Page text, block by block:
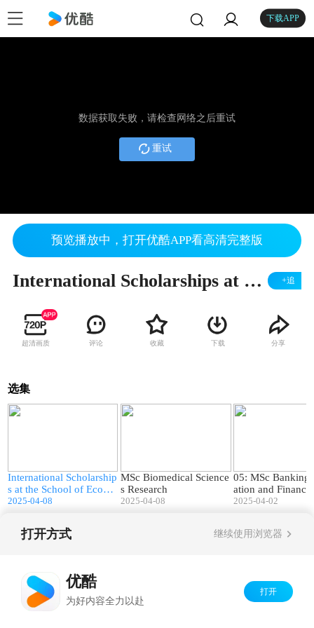
下载APP
数据获取失败，请检查网络之后重试
重试
预览播放中，打开优酷APP看高清完整版
International Scholarships at the School of Economics +追
超清画质 评论 收藏 下载 分享
选集
International Scholarship
s at the School of Econo
mics
2025-04-08
MSc Biomedical Science
s Research
2025-04-08
05: MSc
ation and
lity
2025-04-02
打开方式 继续使用浏览器
优酷
为好内容全力以赴
打开